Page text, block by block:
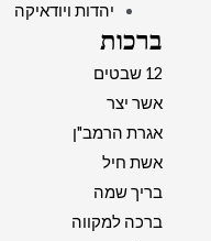
יהדות ויודאיקה
ברכות
12 שבטים
אשר יצר
אגרת הרמב"ן
אשת חיל
בריך שמה
ברכה למקווה